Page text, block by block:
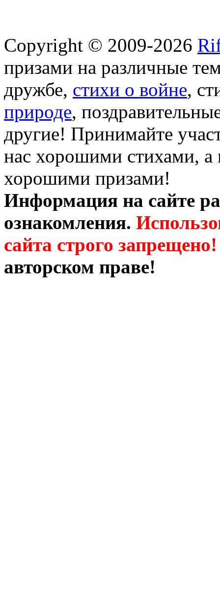
Copyright © 2009-2026
призами на различные
дружбе, стихи о войне,
природе,
другие! Принимайте
нас хорошими стихами, а
хорошими призами!
Информация на сайте
ознакомления.
сайта строго запрещено!
авторском праве!